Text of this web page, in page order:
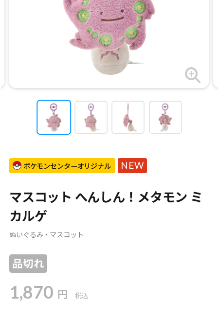
ポケモンセンターオリジナル NEW
マスコット へんしん！メタモン ミ
カルゲ
ぬいぐるみ・マスコット
品切れ
1,870 円 税込